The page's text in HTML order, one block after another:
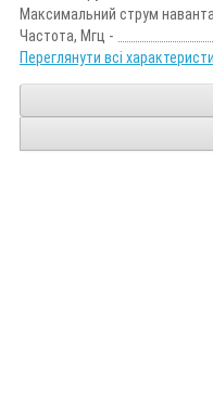
Максимальний струм
Частота, Мгц -
Переглянути всі